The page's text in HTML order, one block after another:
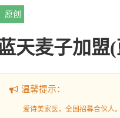
原创
天麦子加盟
温馨提示：
爱诗美家医，全国招募合伙人